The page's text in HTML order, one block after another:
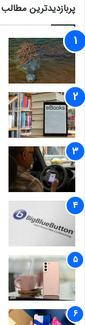
پربازدیدترین مطالب